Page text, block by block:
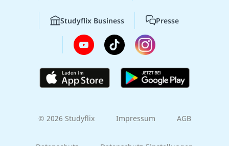
Studyflix Business Presse
© 2026 Studyflix Impressum AGB